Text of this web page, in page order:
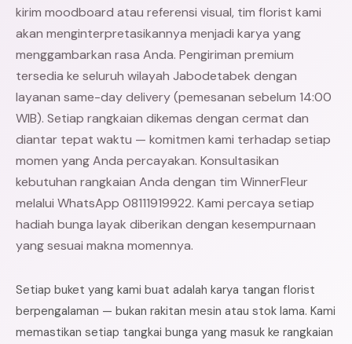
kirim moodboard atau referensi visual, tim florist kami
akan menginterpretasikannya menjadi karya yang
menggambarkan rasa Anda. Pengiriman premium
tersedia ke seluruh wilayah Jabodetabek dengan
layanan same-day delivery (pemesanan sebelum 14:00
WIB). Setiap rangkaian dikemas dengan cermat dan
diantar tepat waktu — komitmen kami terhadap setiap
momen yang Anda percayakan. Konsultasikan
kebutuhan rangkaian Anda dengan tim WinnerFleur
melalui WhatsApp 08111919922. Kami percaya setiap
hadiah bunga layak diberikan dengan kesempurnaan
yang sesuai makna momennya.
Setiap buket yang kami buat adalah karya tangan florist
berpengalaman — bukan rakitan mesin atau stok lama. Kami
memastikan setiap tangkai bunga yang masuk ke rangkaian